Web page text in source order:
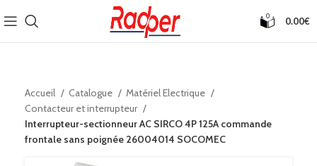
0 0.00€
Accueil Catalogue
Matériel Electrique
Contacteur et interrupteur
Interrupteur-sectionneur AC SIRCO 4P 125A commande
frontale sans poignée 26004014 SOCOMEC